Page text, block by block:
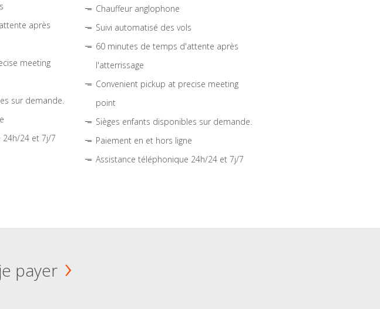
après
meeting
sur demande.
24h/24 et 7j/7
Chauffeur anglophone
Suivi automatisé des vols
60 minutes de temps d'attente après
l'atterrissage
Convenient pickup at precise meeting
point
Sièges enfants disponibles sur demande.
Paiement en et hors ligne
Assistance téléphonique 24h/24 et 7j/7
payer